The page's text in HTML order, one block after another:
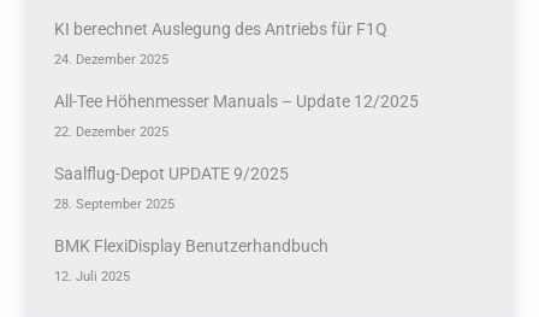
KI berechnet Auslegung des Antriebs für F1Q
24. Dezember 2025
All-Tee Höhenmesser Manuals – Update 12/2025
22. Dezember 2025
Saalflug-Depot UPDATE 9/2025
28. September 2025
BMK FlexiDisplay Benutzerhandbuch
12. Juli 2025